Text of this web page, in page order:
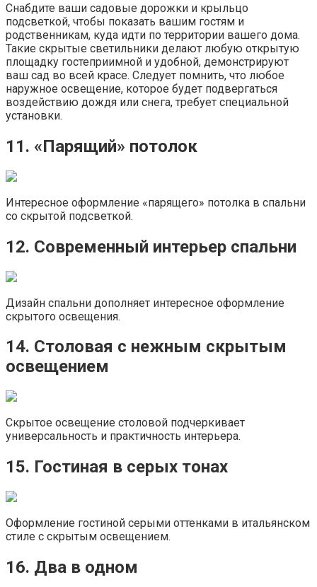
Снабдите ваши садовые дорожки и крыльцо
подсветкой, чтобы показать вашим гостям и
родственникам, куда идти по территории вашего дома.
Такие скрытые светильники делают любую открытую
площадку гостеприимной и удобной, демонстрируют
ваш сад во всей красе. Следует помнить, что любое
наружное освещение, которое будет подвергаться
воздействию дождя или снега, требует специальной
установки.
11. «Парящий» потолок
Интересное оформление «парящего» потолка в спальни
со скрытой подсветкой.
12. Современный интерьер спальни
Дизайн спальни дополняет интересное оформление
скрытого освещения.
14. Столовая с нежным скрытым
освещением
Скрытое освещение столовой подчеркивает
универсальность и практичность интерьера.
15. Гостиная в серых тонах
Оформление гостиной серыми оттенками в итальянском
стиле с скрытым освещением.
16. Два в одном